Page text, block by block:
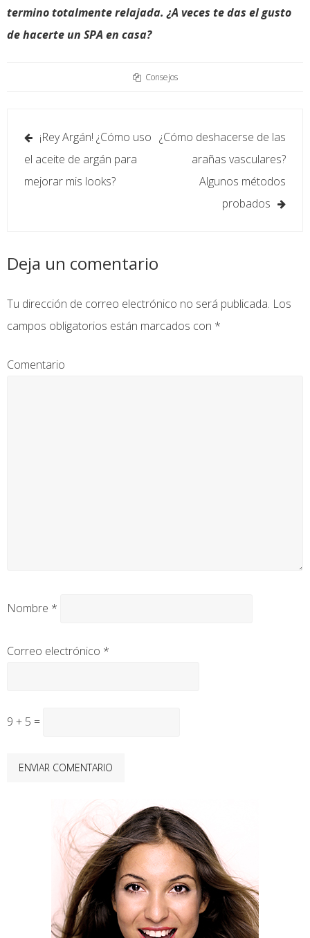
termino totalmente relajada. ¿A veces te das el gusto
de hacerte un SPA en casa?
Consejos
Navegación
de
entradas
¡Rey Argán! ¿Cómo uso
el aceite de argán para
mejorar mis looks?
¿Cómo deshacerse de las
arañas vasculares?
Algunos métodos
probados
Deja un comentario
Tu dirección de correo electrónico no será publicada. Los
campos obligatorios están marcados con *
Comentario
Nombre *
Correo electrónico *
9 + 5 =